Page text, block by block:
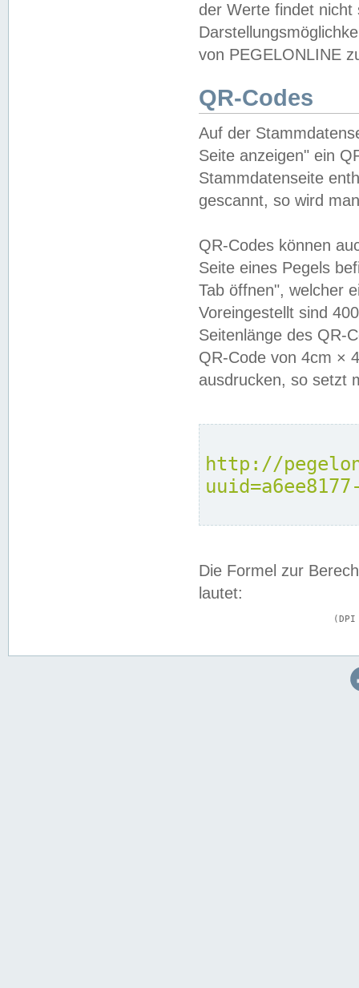
der Werte findet
von PEGELONLINE
QR-Codes
Auf der
Seite anzeigen" ein
Stammdatenseite
gescannt, so wird
QR-Codes können
Seite eines Pegels
Tab öffnen", welcher
Voreingestellt sind
Seitenlänge des QR-
QR-Code von 4cm ×
ausdrucken, so setzt
http://
Die Formel zur
lautet: